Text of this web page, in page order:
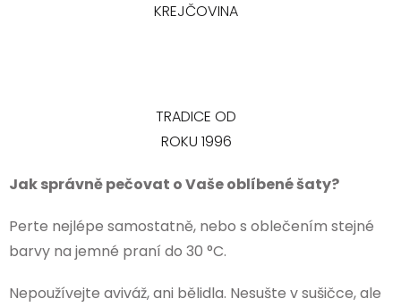
KREJČOVINA
TRADICE OD
ROKU 1996
Jak správně pečovat o Vaše oblíbené šaty?
Perte nejlépe samostatně, nebo s oblečením stejné
barvy na jemné praní do 30 °C.
Nepoužívejte aviváž, ani bělidla. Nesušte v sušičce, ale